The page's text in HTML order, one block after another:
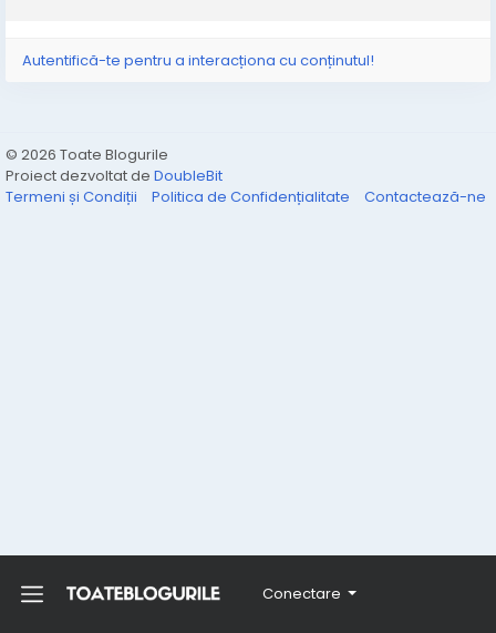
Conectare
Autentifică-te pentru a interacționa cu conținutul!
© 2026 Toate Blogurile
Proiect dezvoltat de DoubleBit
Termeni și Condiții
Politica de Confidențialitate Contactează-ne